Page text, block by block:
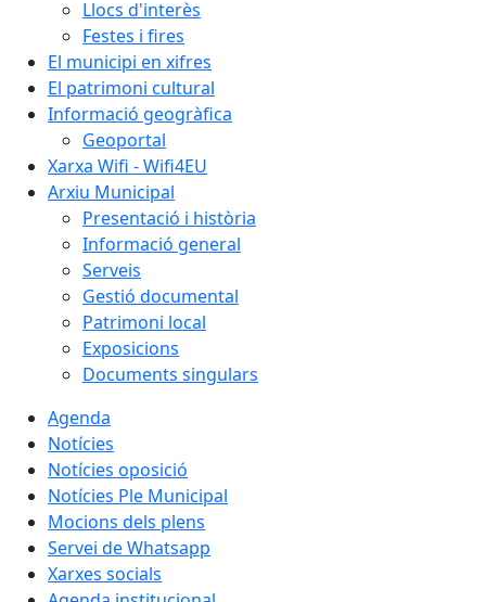
Llocs d'interès
Festes i fires
El municipi en xifres
El patrimoni cultural
Informació geogràfica
Geoportal
Xarxa Wifi - Wifi4EU
Arxiu Municipal
Presentació i història
Informació general
Serveis
Gestió documental
Patrimoni local
Exposicions
Documents singulars
Agenda
Notícies
Notícies oposició
Notícies Ple Municipal
Mocions dels plens
Servei de Whatsapp
Xarxes socials